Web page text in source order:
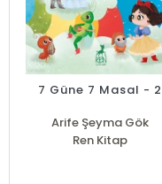
7 Güne 7 Masal - 2
Arife Şeyma Gök
Ren Kitap